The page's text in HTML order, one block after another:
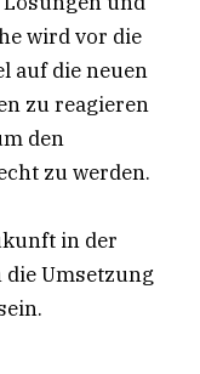
wird vor die
auf die neuen
zu reagieren
den
zu werden.
in der
Umsetzung